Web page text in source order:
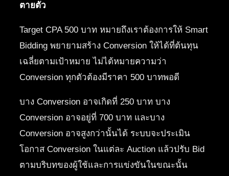
ตายตัว
Target CPA 500 บาท หมายถึงเราต้องการให้ Smart
Bidding พยายามสร้าง Conversion ให้ได้ที่ต้นทุน
เฉลี่ยตามเป้าหมาย ไม่ได้หมายความว่า
Conversion ทุกตัวต้องมีราคา 500 บาทพอดี
บาง Conversion อาจเกิดที่ 250 บาท บาง
Conversion อาจอยู่ที่ 700 บาท และบาง
Conversion อาจสูงกว่านั้นได้ ระบบจะประเมิน
โอกาส Conversion ในแต่ละ Auction แล้วปรับ Bid
ตามบริบทของผู้ใช้และการแข่งขันในขณะนั้น